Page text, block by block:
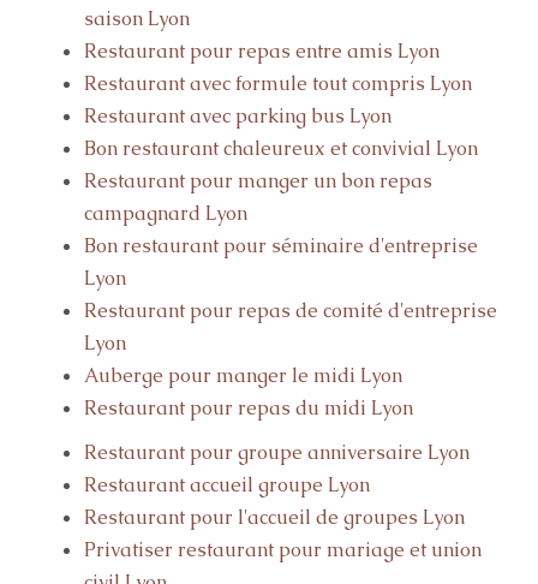
saison Lyon
Restaurant pour repas entre amis Lyon
Restaurant avec formule tout compris Lyon
Restaurant avec parking bus Lyon
Bon restaurant chaleureux et convivial Lyon
Restaurant pour manger un bon repas
campagnard Lyon
Bon restaurant pour séminaire d'entreprise
Lyon
Restaurant pour repas de comité d'entreprise
Lyon
Auberge pour manger le midi Lyon
Restaurant pour repas du midi Lyon
Restaurant pour groupe anniversaire Lyon
Restaurant accueil groupe Lyon
Restaurant pour l'accueil de groupes Lyon
Privatiser restaurant pour mariage et union